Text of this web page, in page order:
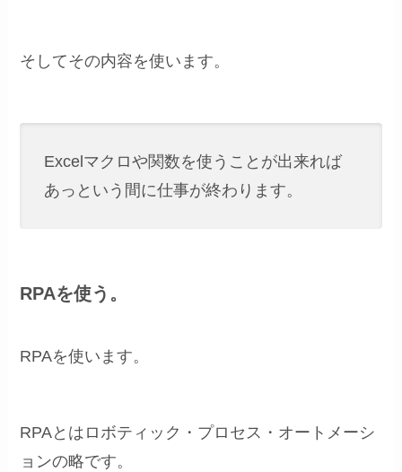
そしてその内容を使います。
Excelマクロや関数を使うことが出来れば
あっという間に仕事が終わります。
RPAを使う。
RPAを使います。
RPAとはロボティック・プロセス・オートメーシ
ョンの略です。